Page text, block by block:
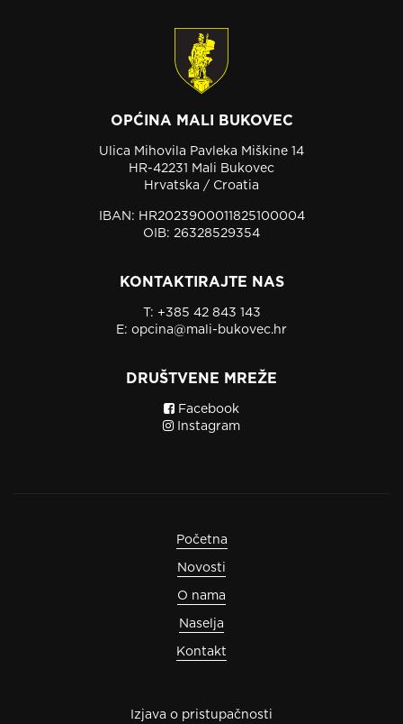
OPĆINA MALI BUKOVEC
Ulica Mihovila Pavleka Miškine 14
HR-42231 Mali Bukovec
Hrvatska / Croatia
IBAN: HR2023900011825100004
OIB: 26328529354
KONTAKTIRAJTE NAS
T: +385 42 843 143
E: opcina@mali-bukovec.hr
DRUŠTVENE MREŽE
Facebook
Instagram
Početna
Novosti
O nama
Naselja
Kontakt
Izjava o pristupačnosti